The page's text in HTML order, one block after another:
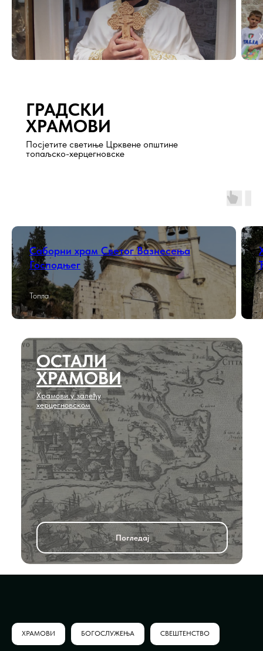
ГРАДСКИ
ХРАМОВИ
Посjетите светиње Црквене општине
топаљско-херцегновске
Саборни храм Светог Вазнесења
Господњег
Топла
Храмови у залеђу
херцегновском
ОСТАЛИ
ХРАМОВИ
Погледаj
ХРАМОВИ БОГОСЛУЖЕЊА СВЕШТЕНСТВО